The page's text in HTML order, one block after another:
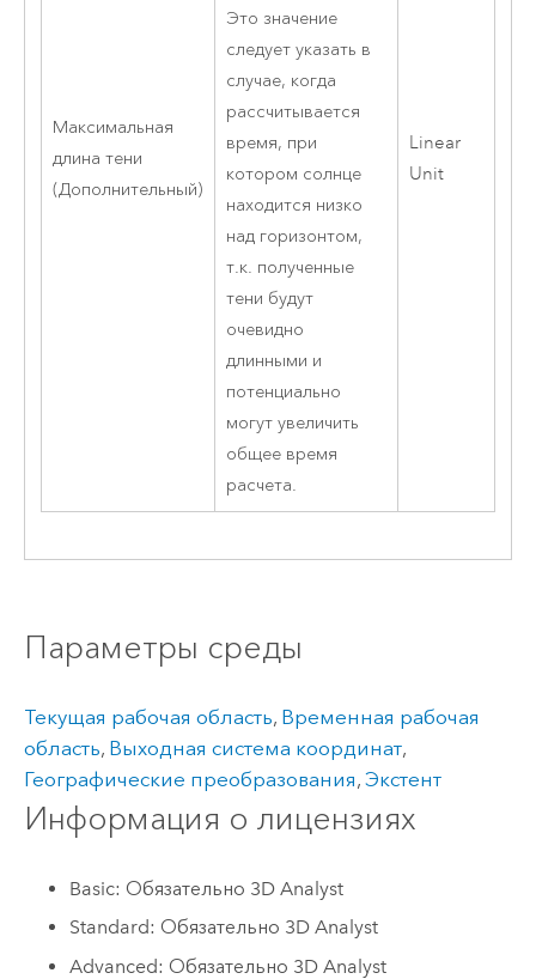
Максимальная
длина тени
(Дополнительный)
Это значение
следует указать в
случае, когда
рассчитывается
время, при
котором солнце
находится низко
над горизонтом,
т.к. полученные
тени будут
очевидно
длинными и
потенциально
могут увеличить
общее время
расчета.
Linear
Unit
Параметры среды
Текущая рабочая область, Временная рабочая
область, Выходная система координат,
Географические преобразования, Экстент
Информация о лицензиях
Basic: Обязательно 3D Analyst
Standard: Обязательно 3D Analyst
Advanced: Обязательно 3D Analyst